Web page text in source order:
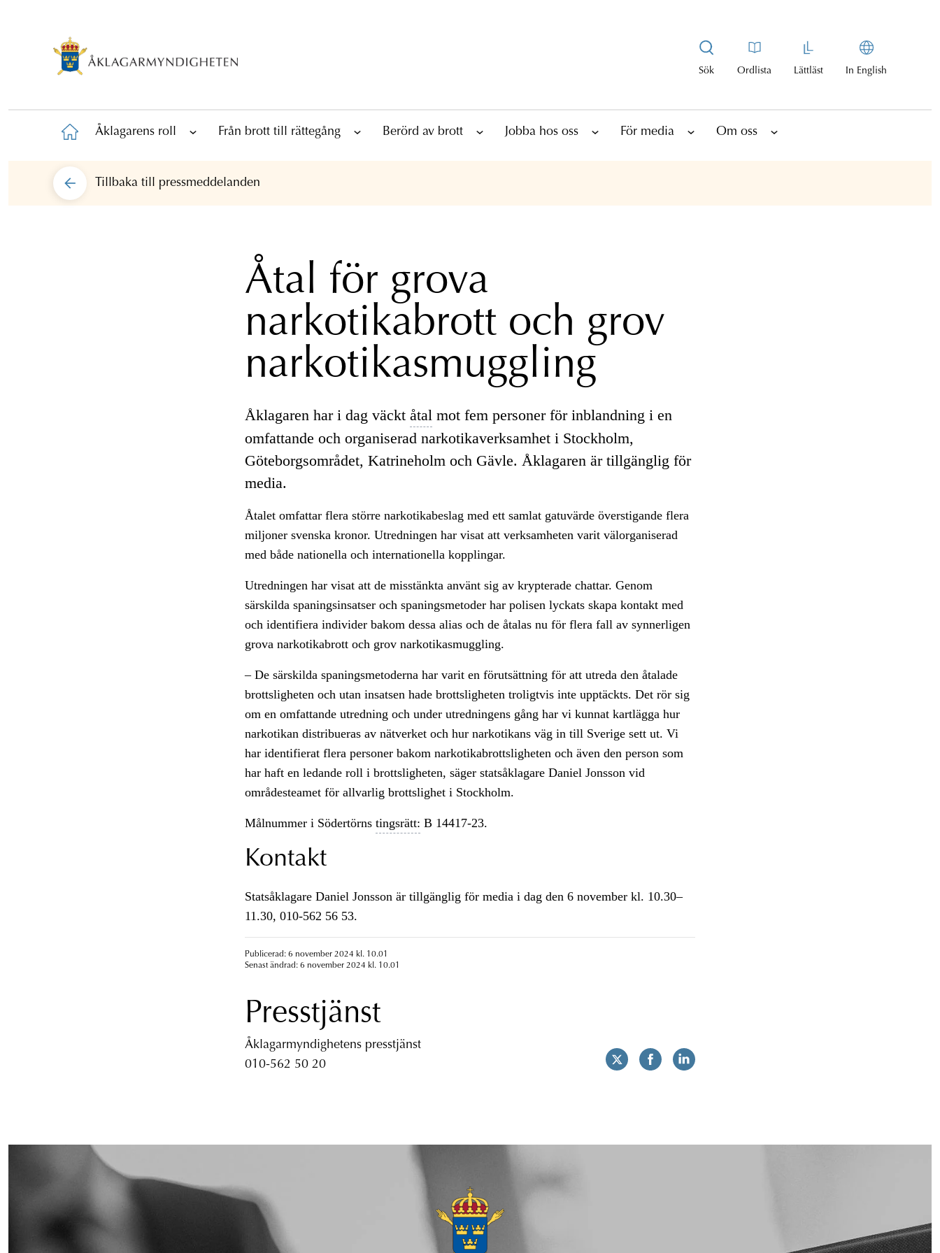
Sök Ordlista Lättläst In English
Åklagarens roll Från brott till rättegång Berörd av brott Jobba hos oss För media Om oss
Tillbaka till pressmeddelanden
Åtal för grova
narkotikabrott och grov
narkotikasmuggling
Åklagaren har i dag väckt åtal mot fem personer för inblandning i en
omfattande och organiserad narkotikaverksamhet i Stockholm,
Göteborgsområdet, Katrineholm och Gävle. Åklagaren är tillgänglig för
media.
Åtalet omfattar flera större narkotikabeslag med ett samlat gatuvärde överstigande flera
miljoner svenska kronor. Utredningen har visat att verksamheten varit välorganiserad
med både nationella och internationella kopplingar.
Utredningen har visat att de misstänkta använt sig av krypterade chattar. Genom
särskilda spaningsinsatser och spaningsmetoder har polisen lyckats skapa kontakt med
och identifiera individer bakom dessa alias och de åtalas nu för flera fall av synnerligen
grova narkotikabrott och grov narkotikasmuggling.
– De särskilda spaningsmetoderna har varit en förutsättning för att utreda den åtalade
brottsligheten och utan insatsen hade brottsligheten troligtvis inte upptäckts. Det rör sig
om en omfattande utredning och under utredningens gång har vi kunnat kartlägga hur
narkotikan distribueras av nätverket och hur narkotikans väg in till Sverige sett ut. Vi
har identifierat flera personer bakom narkotikabrottsligheten och även den person som
har haft en ledande roll i brottsligheten, säger statsåklagare Daniel Jonsson vid
områdesteamet för allvarlig brottslighet i Stockholm.
Målnummer i Södertörns tingsrätt: B 14417-23.
Kontakt
Statsåklagare Daniel Jonsson är tillgänglig för media i dag den 6 november kl. 10.30–
11.30, 010-562 56 53.
Publicerad: 6 november 2024 kl. 10.01
Senast ändrad: 6 november 2024 kl. 10.01
Presstjänst
Åklagarmyndighetens presstjänst
010-562 50 20